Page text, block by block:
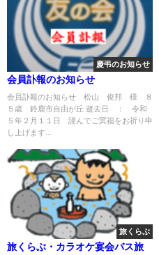
慶弔のお知らせ
会員訃報のお知らせ
会員訃報のお知らせ 松山 俊邦 様 ８
５歳 鈴鹿市自由が丘 逝去日 ： 令和
５年２月１１日 謹んでご冥福をお祈り申
し上げます...
旅くらぶ
旅くらぶ・カラオケ宴会バス旅